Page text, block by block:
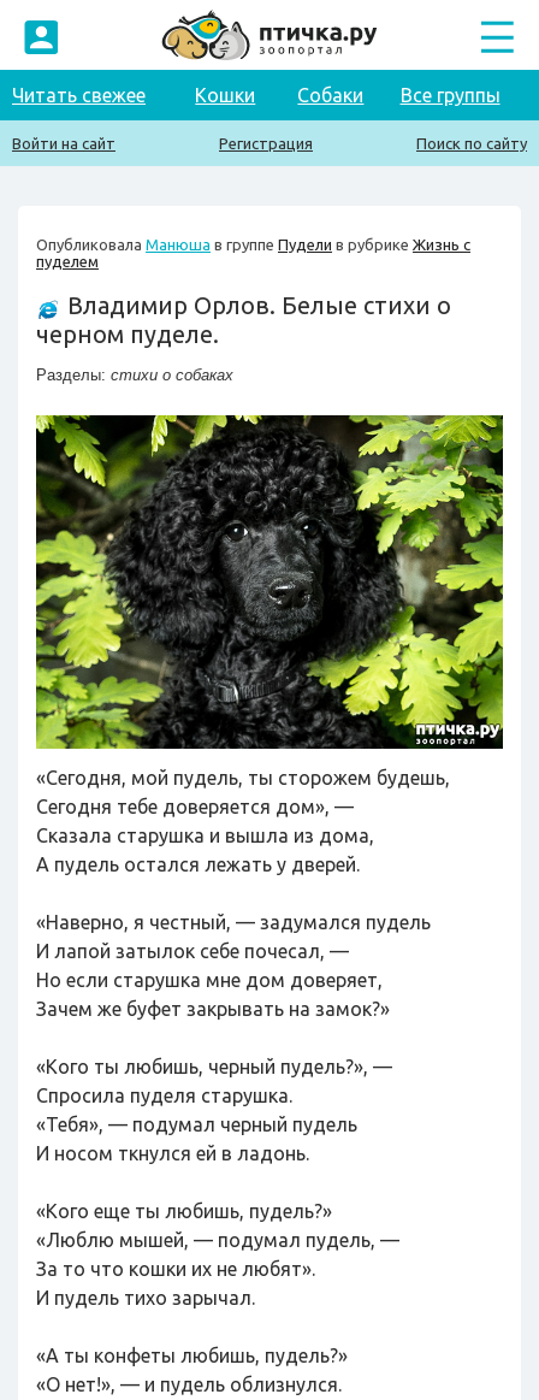
Читать свежее Кошки Собаки Все группы
Войти на сайт Регистрация Поиск по сайту
Опубликовала Манюша в группе Пудели в рубрике Жизнь с
пуделем
Владимир Орлов. Белые стихи о
черном пуделе.
Разделы: стихи о собаках
«Сегодня, мой пудель, ты сторожем будешь,
Сегодня тебе доверяется дом», —
Сказала старушка и вышла из дома,
А пудель остался лежать у дверей.
«Наверно, я честный, — задумался пудель
И лапой затылок себе почесал, —
Но если старушка мне дом доверяет,
Зачем же буфет закрывать на замок?»
«Кого ты любишь, черный пудель?», —
Спросила пуделя старушка.
«Тебя», — подумал черный пудель
И носом ткнулся ей в ладонь.
«Кого еще ты любишь, пудель?»
«Люблю мышей, — подумал пудель, —
За то что кошки их не любят».
И пудель тихо зарычал.
«А ты конфеты любишь, пудель?»
«О нет!», — и пудель облизнулся.